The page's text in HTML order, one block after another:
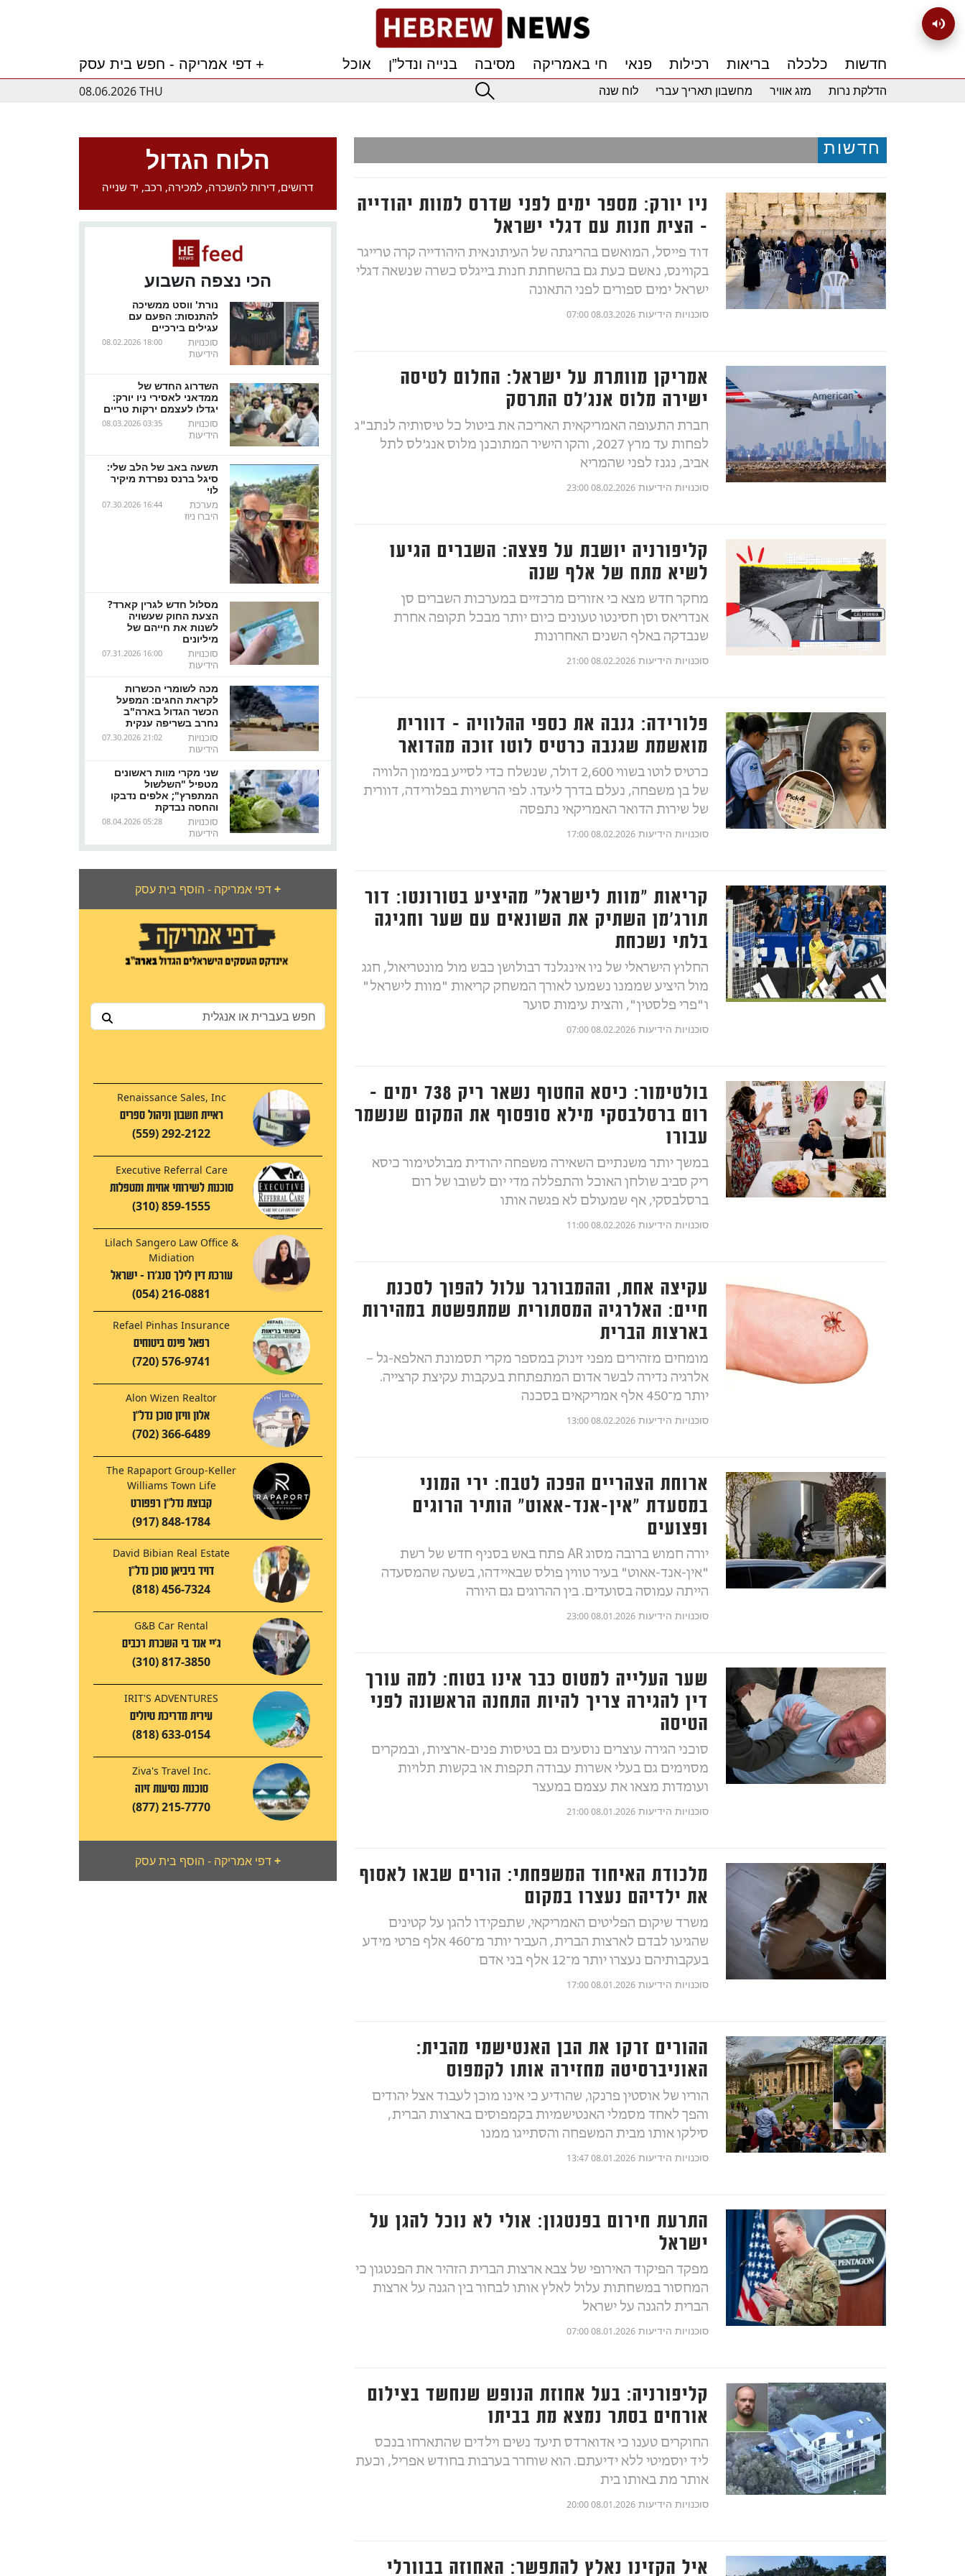
דפי אמריקה - חפש בית עסק + חדשות כלכלה בריאות רכילות פנאי חי באמריקה מסיבה בנייה ונדל”ן
אוכל
08.06.2026 THU
הדלקת נרות מזג אוויר מחשבון תאריך עברי לוח שנה
הלוח הגדול
דרושים, דירות להשכרה, למכירה, רכב, יד שנייה
הכי נצפה השבוע
נורת' ווסט ממשיכה
להתנסות: הפעם עם
עגילים בירכיים
08.02.2026 18:00
סוכנויות
הידיעות
השדרוג החדש של
ממדאני לאסירי ניו יורק:
יגדלו לעצמם ירקות טריים
08.03.2026 03:35
סוכנויות
הידיעות
תשעה באב של הלב שלי:
סיגל ברנס נפרדת מיקיר
לוי
07.30.2026 16:44
מערכת
היברו ניוז
מסלול חדש לגרין קארד?
הצעת החוק שעשויה
לשנות את חייהם של
מיליונים
07.31.2026 16:00
סוכנויות
הידיעות
מכה לשומרי הכשרות
לקראת החגים: המפעל
הכשר הגדול בארה"ב
נחרב בשריפה ענקית
07.30.2026 21:02
סוכנויות
הידיעות
שני מקרי מוות ראשונים
מטפיל "השלשול
המתפרץ"; אלפים נדבקו
והחסה נבדקת
08.04.2026 05:28
סוכנויות
הידיעות
דפי אמריקה - הוסף בית עסק+
Renaissance Sales, Inc
ראיית חשבון וניהול ספרים
(559) 292-2122
Executive Referral Care
סוכנות לשירותי אחיות ומטפלות
(310) 859-1555
Lilach Sangero Law Office &
Midiation
עורכת דין לילך סנג'רו - ישראל
(054) 216-0881
Refael Pinhas Insurance
רפאל פינס ביטוחים
(720) 576-9741
Alon Wizen Realtor
אלון וויזן סוכן נדל"ן
(702) 366-6489
The Rapaport Group-Keller
Williams Town Life
קבוצת נדל"ן רפפורט
(917) 848-1784
David Bibian Real Estate
דויד ביביאן סוכן נדל"ן
(818) 456-7324
G&B Car Rental
ג'יי אנד בי השכרת רכבים
(310) 817-3850
IRIT'S ADVENTURES
עירית מדריכת טיולים
(818) 633-0154
Ziva's Travel Inc.
סוכנות נסיעות זיוה
(877) 215-7770
דפי אמריקה - הוסף בית עסק+
חדשות
ניו יורק: מספר ימים לפני שדרס למוות יהודייה
- הצית חנות עם דגלי ישראל
דוד פייסל, המואשם בהריגתה של העיתונאית היהודייה קרה טרייגר
בקווינס, נאשם כעת גם בהשחתת חנות בייגלס כשרה שנשאה דגלי
ישראל ימים ספורים לפני התאונה
סוכנויות הידיעות 08.03.2026 07:00
אמריקן מוותרת על ישראל: החלום לטיסה
ישירה מלוס אנג'לס התרסק
חברת התעופה האמריקאית האריכה את ביטול כל טיסותיה לנתב"ג
לפחות עד מרץ 2027, והקו הישיר המתוכנן מלוס אנג'לס לתל
אביב, נגנז לפני שהמריא
סוכנויות הידיעות 08.02.2026 23:00
קליפורניה יושבת על פצצה: השברים הגיעו
לשיא מתח של אלף שנה
מחקר חדש מצא כי אזורים מרכזיים במערכות השברים סן
אנדריאס וסן חסינטו טעונים כיום יותר מבכל תקופה אחרת
שנבדקה באלף השנים האחרונות
סוכנויות הידיעות 08.02.2026 21:00
פלורידה: גנבה את כספי ההלוויה - דוורית
מואשמת שגנבה כרטיס לוטו זוכה מהדואר
כרטיס לוטו בשווי 2,600 דולר, שנשלח כדי לסייע במימון הלוויה
של בן משפחה, נעלם בדרך ליעדו. לפי הרשויות בפלורידה, דוורית
של שירות הדואר האמריקאי נתפסה
סוכנויות הידיעות 08.02.2026 17:00
קריאות "מוות לישראל" מהיציע בטורונטו: דור
תורג'מן השתיק את השונאים עם שער וחגיגה
בלתי נשכחת
החלוץ הישראלי של ניו אינגלנד רבולושן כבש מול מונטריאול, חגג
מול היציע שממנו נשמעו לאורך המשחק קריאות "מוות לישראל"
ו"פרי פלסטין", והצית עימות סוער
סוכנויות הידיעות 08.02.2026 07:00
בולטימור: כיסא החטוף נשאר ריק 738 ימים -
רום ברסלבסקי מילא סופסוף את המקום שנשמר
עבורו
במשך יותר משנתיים השאירה משפחה יהודית מבולטימור כיסא
ריק סביב שולחן האוכל והתפללה מדי יום לשובו של רום
ברסלבסקי, אף שמעולם לא פגשה אותו
סוכנויות הידיעות 08.02.2026 11:00
עקיצה אחת, וההמבורגר עלול להפוך לסכנת
חיים: האלרגיה המסתורית שמתפשטת במהירות
בארצות הברית
מומחים מזהירים מפני זינוק במספר מקרי תסמונת האלפא-גל –
אלרגיה נדירה לבשר אדום המתפתחת בעקבות עקיצת קרצייה.
יותר מ־450 אלף אמריקאים בסכנה
סוכנויות הידיעות 08.02.2026 13:00
ארוחת הצהריים הפכה לטבח: ירי המוני
במסעדת "אין-אנד-אאוט" הותיר הרוגים
ופצועים
יורה חמוש ברובה מסוג AR פתח באש בסניף חדש של רשת
"אין-אנד-אאוט" בעיר טווין פולס שבאיידהו, בשעה שהמסעדה
הייתה עמוסה בסועדים. בין ההרוגים גם היורה
סוכנויות הידיעות 08.01.2026 23:00
שער העלייה למטוס כבר אינו בטוח: למה עורך
דין להגירה צריך להיות התחנה הראשונה לפני
הטיסה
סוכני הגירה עוצרים נוסעים גם בטיסות פנים-ארציות, ובמקרים
מסוימים גם בעלי אשרות עבודה תקפות או בקשות תלויות
ועומדות מצאו את עצמם במעצר
סוכנויות הידיעות 08.01.2026 21:00
מלכודת האיחוד המשפחתי: הורים שבאו לאסוף
את ילדיהם נעצרו במקום
משרד שיקום הפליטים האמריקאי, שתפקידו להגן על קטינים
שהגיעו לבדם לארצות הברית, העביר יותר מ־460 אלף פרטי מידע
בעקבותיהם נעצרו יותר מ־12 אלף בני אדם
סוכנויות הידיעות 08.01.2026 17:00
ההורים זרקו את הבן האנטישמי מהבית:
האוניברסיטה מחזירה אותו לקמפוס
הוריו של אוסטין פרנקו, שהודיע כי אינו מוכן לעבוד אצל יהודים
והפך לאחד מסמלי האנטישמיות בקמפוסים בארצות הברית,
סילקו אותו מבית המשפחה והסתייגו ממנו
סוכנויות הידיעות 08.01.2026 13:47
התרעת חירום בפנטגון: אולי לא נוכל להגן על
ישראל
מפקד הפיקוד האירופי של צבא ארצות הברית הזהיר את הפנטגון כי
המחסור במשחתות עלול לאלץ אותו לבחור בין הגנה על ארצות
הברית להגנה על ישראל
סוכנויות הידיעות 08.01.2026 07:00
קליפורניה: בעל אחוזת הנופש שנחשד בצילום
אורחים בסתר נמצא מת בביתו
החוקרים טענו כי אדוארדס תיעד נשים וילדים שהתארחו בנכס
ליד יוסמיטי ללא ידיעתם. הוא שוחרר בערבות בחודש אפריל, וכעת
אותר מת באותו בית
סוכנויות הידיעות 08.01.2026 20:00
איל הקזינו נאלץ להתפשר: האחוזה בבוורלי